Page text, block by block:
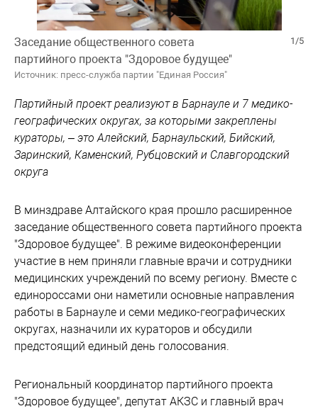
1/5
Заседание общественного совета
партийного проекта "Здоровое будущее"
Источник: пресс-служба партии "Единая Россия"
Партийный проект реализуют в Барнауле и 7 медико-
географических округах, за которыми закреплены
кураторы, – это Алейский, Барнаульский, Бийский,
Заринский, Каменский, Рубцовский и Славгородский
округа
В минздраве Алтайского края прошло расширенное
заседание общественного совета партийного проекта
"Здоровое будущее". В режиме видеоконференции
участие в нем приняли главные врачи и сотрудники
медицинских учреждений по всему региону. Вместе с
единороссами они наметили основные направления
работы в Барнауле и семи медико-географических
округах, назначили их кураторов и обсудили
предстоящий единый день голосования.
Региональный координатор партийного проекта
"Здоровое будущее", депутат АКЗС и главный врач